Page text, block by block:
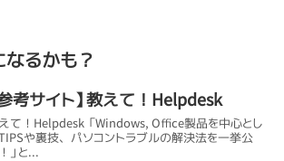
なるかも？
参考サイト】教えて！Helpdesk
て！Helpdesk 「Windows, Office製品を中心とし
や裏技、パソコントラブルの解決法を一挙公
」と...